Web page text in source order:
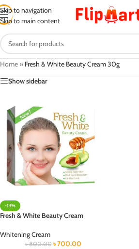
Skip to navigation
Skip to main content
Home » Fresh & White Beauty Cream 30g
Show sidebar
-13%
Fresh & White Beauty Cream
Whitening Cream
৳800.00 ৳700.00